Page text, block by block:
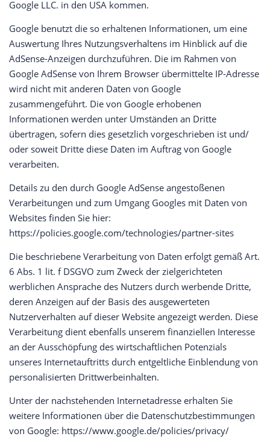
Google LLC. in den USA kommen.
Google benutzt die so erhaltenen Informationen, um eine
Auswertung Ihres Nutzungsverhaltens im Hinblick auf die
AdSense-Anzeigen durchzuführen. Die im Rahmen von
Google AdSense von Ihrem Browser übermittelte IP-Adresse
wird nicht mit anderen Daten von Google
zusammengeführt. Die von Google erhobenen
Informationen werden unter Umständen an Dritte
übertragen, sofern dies gesetzlich vorgeschrieben ist und/
oder soweit Dritte diese Daten im Auftrag von Google
verarbeiten.
Details zu den durch Google AdSense angestoßenen
Verarbeitungen und zum Umgang Googles mit Daten von
Websites finden Sie hier:
https://policies.google.com/technologies/partner-sites
Die beschriebene Verarbeitung von Daten erfolgt gemäß Art.
6 Abs. 1 lit. f DSGVO zum Zweck der zielgerichteten
werblichen Ansprache des Nutzers durch werbende Dritte,
deren Anzeigen auf der Basis des ausgewerteten
Nutzerverhalten auf dieser Website angezeigt werden. Diese
Verarbeitung dient ebenfalls unserem finanziellen Interesse
an der Ausschöpfung des wirtschaftlichen Potenzials
unseres Internetauftritts durch entgeltliche Einblendung von
personalisierten Drittwerbeinhalten.
Unter der nachstehenden Internetadresse erhalten Sie
weitere Informationen über die Datenschutzbestimmungen
von Google: https://www.google.de/policies/privacy/